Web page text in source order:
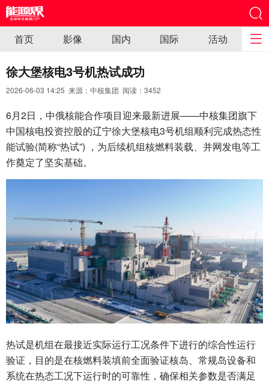
首页 影像 国内 国际 活动
徐大堡核电3号机热试成功
2026-06-03 14:25 来源：中核集团 阅读： 3452
6月2日，中俄核能合作项目迎来最新进展——中核集团旗下
中国核电投资控股的辽宁徐大堡核电3号机组顺利完成热态性
能试验(简称“热试”) ，为后续机组核燃料装载、并网发电等工
作奠定了坚实基础。
热试是机组在最接近实际运行工况条件下进行的综合性运行
验证，目的是在核燃料装填前全面验证核岛、常规岛设备和
系统在热态工况下运行时的可靠性，确保相关参数是否满足